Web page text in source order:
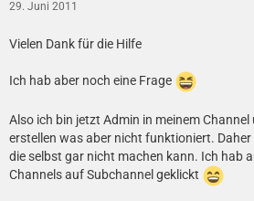
29. Juni 2011
Vielen Dank für die Hilfe
Ich hab aber noch eine Frage
Also ich bin jetzt Admin in meinem
erstellen was aber nicht funktioniert.
die selbst gar nicht machen kann. Ich hab
Channels auf Subchannel geklickt